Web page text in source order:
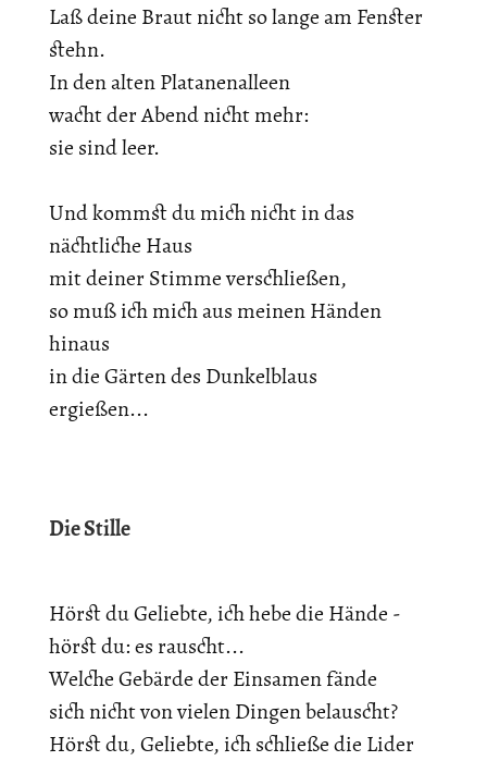
Laß deine Braut nicht so lange am Fenster
stehn.
In den alten Platanenalleen
wacht der Abend nicht mehr:
sie sind leer.
Und kommst du mich nicht in das
nächtliche Haus
mit deiner Stimme verschließen,
so muß ich mich aus meinen Händen
hinaus
in die Gärten des Dunkelblaus
ergießen...
Die Stille
Hörst du Geliebte, ich hebe die Hände -
hörst du: es rauscht...
Welche Gebärde der Einsamen fände
sich nicht von vielen Dingen belauscht?
Hörst du, Geliebte, ich schließe die Lider